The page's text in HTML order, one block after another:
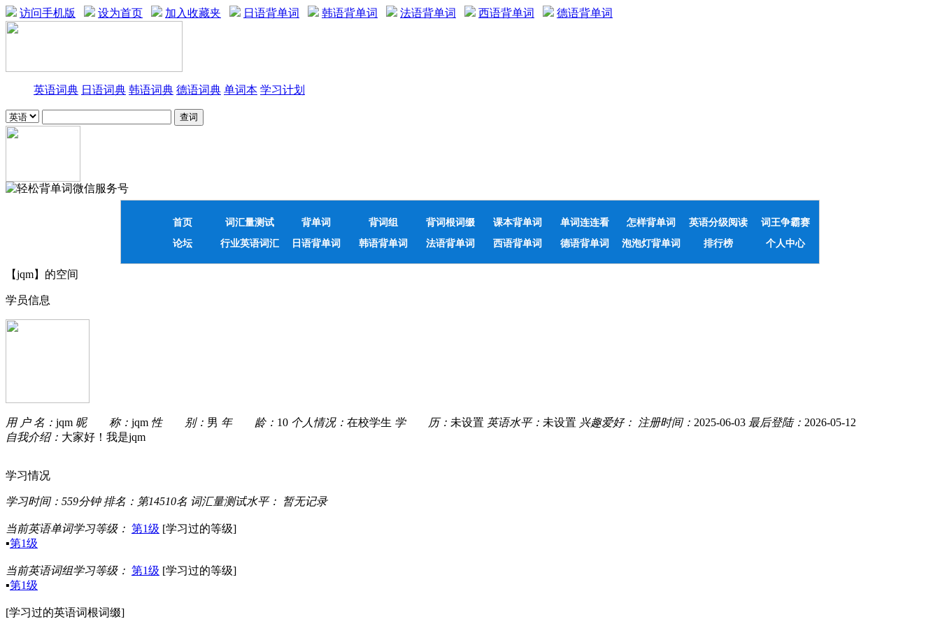
访问手机版 设为首页 加入收藏夹 日语背单词 韩语背单词 法语背单词 西语背单词 德语背单词
英语词典 日语词典 韩语词典 德语词典 单词本 学习计划
首页 词汇量测试 背单词 背词组 背词根词缀 课本背单词 单词连连看 怎样背单词 英语分级阅读
词王争霸赛
论坛
行业英语词汇 日语背单词 韩语背单词 法语背单词 西语背单词 德语背单词 泡泡灯背单词 排行榜 个人中心
【jqm】的空间
学员信息
用 户 名： jqm 昵 称： jqm 性 别： 男 年 龄： 10 个人情况： 在校学生 学 历： 未设置 英语水平： 未设置 兴趣爱好： 注册时间： 2025-06-03 最后登陆： 2026-05-12
自我介绍： 大家好！我是jqm
学习情况
学习时间： 559分钟 排名： 第14510名 词汇量测试水平： 暂无记录
当前英语单词学习等级： 第1级 [学习过的等级]
▪第1级
当前英语词组学习等级： 第1级 [学习过的等级]
▪第1级
[学习过的英语词根词缀]